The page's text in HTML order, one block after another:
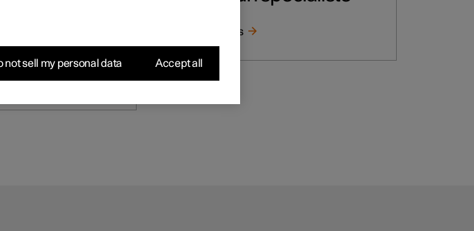
des dernières
Contactez-nous
not sell my personal data Accept all